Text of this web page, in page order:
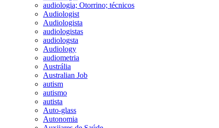
audiologia; Otorrino; técnicos
Audiologist
Audiologista
audiologistas
audiologsta
Audiology
audiometria
Austrália
Australian Job
autism
autismo
autista
Auto-glass
Autonomia